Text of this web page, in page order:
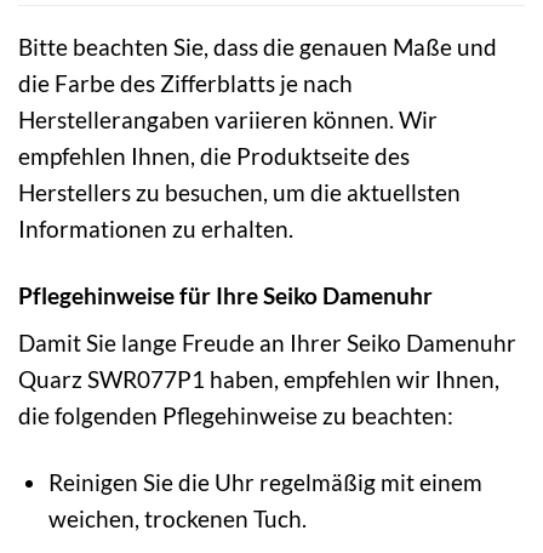
Bitte beachten Sie, dass die genauen Maße und
die Farbe des Zifferblatts je nach
Herstellerangaben variieren können. Wir
empfehlen Ihnen, die Produktseite des
Herstellers zu besuchen, um die aktuellsten
Informationen zu erhalten.
Pflegehinweise für Ihre Seiko Damenuhr
Damit Sie lange Freude an Ihrer Seiko Damenuhr
Quarz SWR077P1 haben, empfehlen wir Ihnen,
die folgenden Pflegehinweise zu beachten:
Reinigen Sie die Uhr regelmäßig mit einem
weichen, trockenen Tuch.